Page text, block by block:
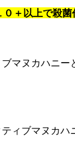
０＋以上で殺
マヌカハニー
ィブマヌカハ